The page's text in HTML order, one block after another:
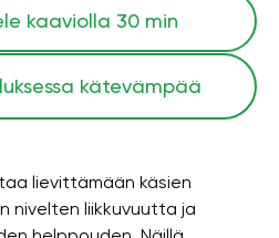
kaaviolla 30 min
kätevämpää
lievittämään käsien
nivelten liikkuvuutta ja